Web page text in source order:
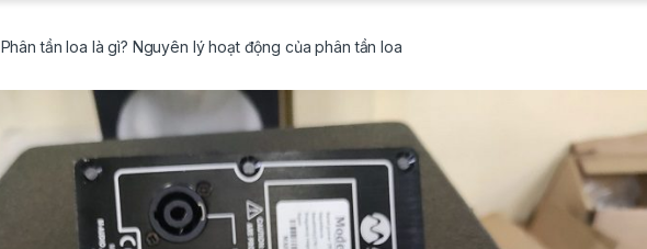
Phân tần loa là gì? Nguyên lý hoạt động của phân tần loa